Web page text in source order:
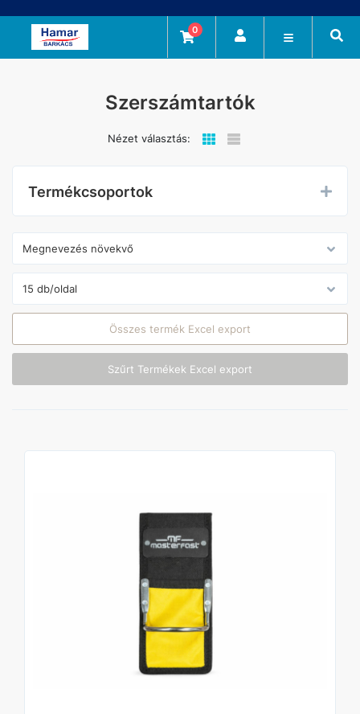
0
Szerszámtartók
Nézet választás:
Termékcsoportok
Összes termék Excel export
Szűrt Termékek Excel export